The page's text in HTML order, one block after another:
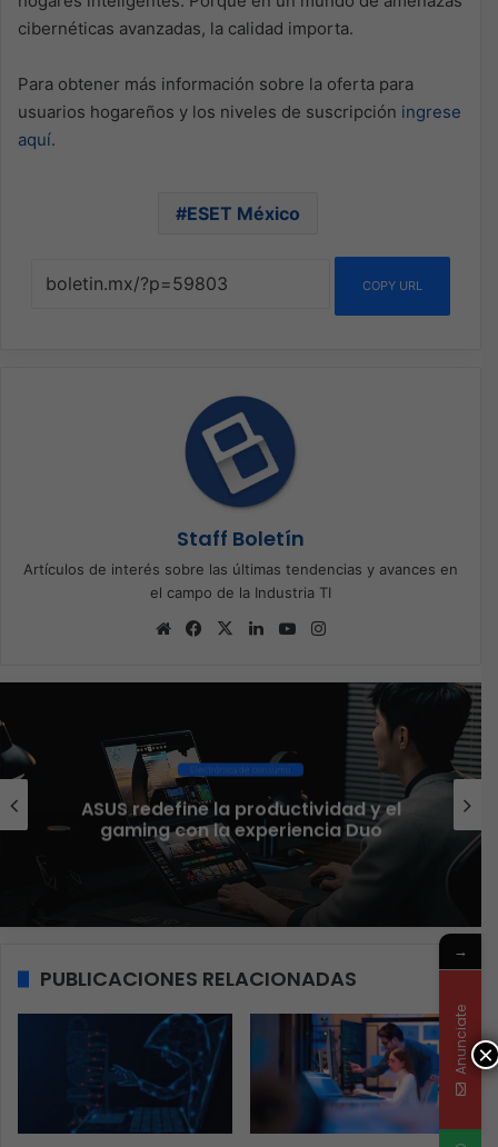
cibernéticas avanzadas, la calidad importa.
Para obtener más información sobre la oferta para
usuarios hogareños y los niveles de suscripción ingrese
aquí.
ESET México
COPY URL
Staff Boletín
Artículos de interés sobre las últimas tendencias y avances en
el campo de la Industria TI
Sitio
Facebook
X LinkedInYouTube
Ciberseguridad
El 73% de las empresas en LATAM
aseguran que el phishing sigue
funcionando
PUBLICACIONES RELACIONADAS
×
→
Anunciate